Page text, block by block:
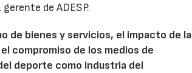
de ADESP.
de bienes y servicios, el impacto de la
compromiso de los medios de
deporte como industria del